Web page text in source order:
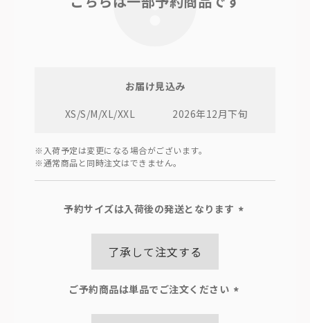
お届け見込み
XS/S/M/XL/XXL
2026年12月下旬
※入荷予定は変更になる場合がございます。
※通常商品と同時注文はできません。
予約サイズは入荷後の発送となります
了承して注文する
ご予約商品は単品でご注文ください